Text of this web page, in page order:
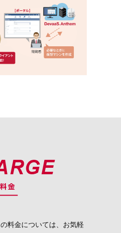
続
インターネットに接続された端末
するサービスです。
契約者の社内網に接続された端末
するサービスです。
の料金については、お気軽